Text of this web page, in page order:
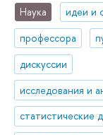
Наука идеи и
профессора
дискуссии
исследования и
статистические